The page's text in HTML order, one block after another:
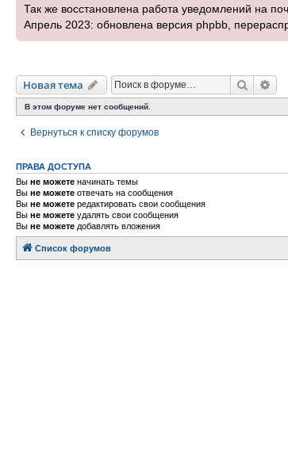
Так же восстановлена работа уведомлений на
Апрель 2023: обновлена версия phpbb,
Новая тема Поиск
В этом форуме нет сообщений.
Вернуться к списку форумов
ПРАВА ДОСТУПА
Вы не можете начинать темы
Вы не можете отвечать на сообщения
Вы не можете редактировать свои сообщения
Вы не можете удалять свои сообщения
Вы не можете добавлять вложения
Список форумов